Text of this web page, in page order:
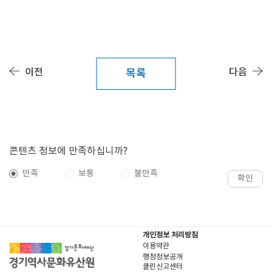
이전 목록 다음
콘텐츠 정보에 만족하십니까?
만족 보통 불만족 확인
개인정보 처리방침
이용약관
행정정보공개
클린신고센터